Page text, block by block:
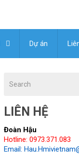
Dự án
LIÊN HỆ
Đoàn Hậu
Hotline: 0973.371.083
Email: